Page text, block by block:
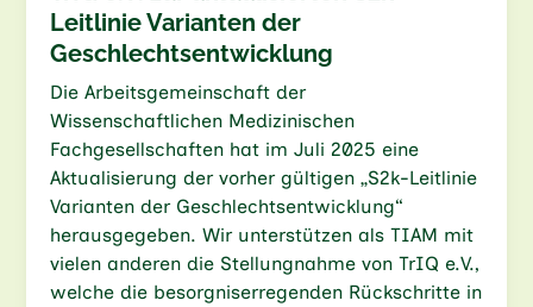
Leitlinie Varianten der
Geschlechtsentwicklung
Die Arbeitsgemeinschaft der
Wissenschaftlichen Medizinischen
Fachgesellschaften hat im Juli 2025 eine
Aktualisierung der vorher gültigen „S2k-Leitlinie
Varianten der Geschlechtsentwicklung“
herausgegeben. Wir unterstützen als TIAM mit
vielen anderen die Stellungnahme von TrIQ e.V.,
welche die besorgniserregenden Rückschritte in